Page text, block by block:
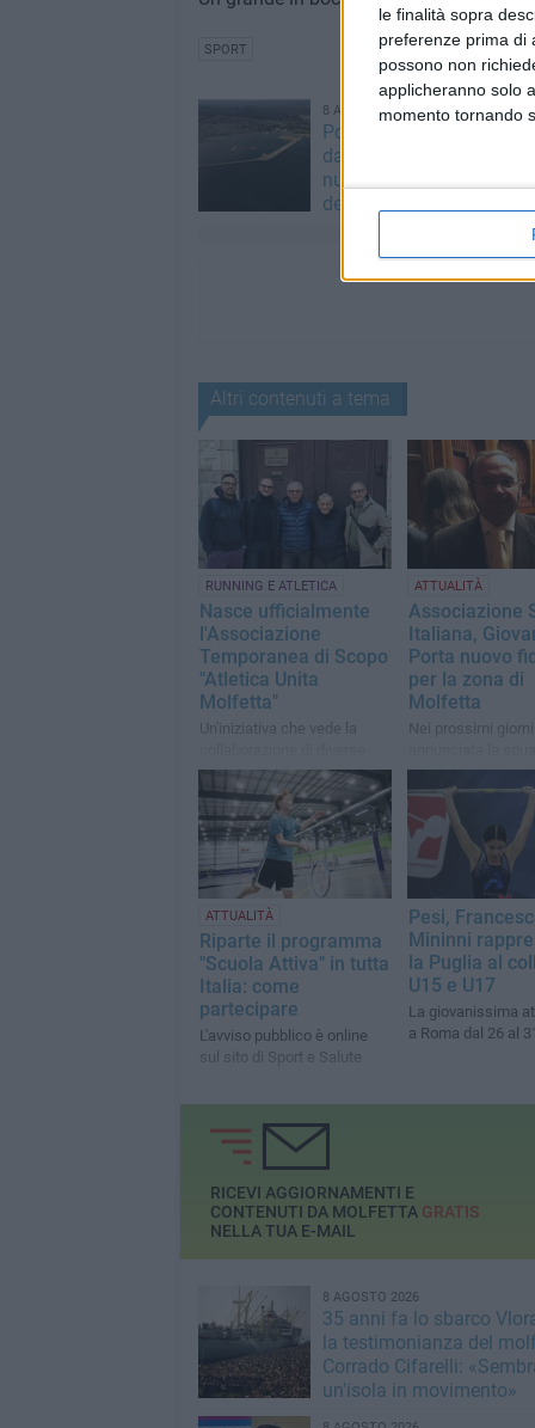
le finalità sopra
preferenze prima di
possono non
applicheranno solo
momento tornando
SPORT
8 AGOSTO 2026
Porto commerciale, cosa
dal DUP: opere ancora in
nuove prospettive per il
dello scalo
Altri contenuti a tema
RUNNING E ATLETICA
Nasce ufficialmente
l'Associazione
Temporanea di Scopo
"Atletica Unita
Molfetta"
Un'iniziativa che vede la
società sportive
ATTUALITÀ
Associazione
Italiana,
Porta nuovo
per la zona di
Molfetta
Nei prossimi
completo per
promozione
ATTUALITÀ
Riparte il programma
"Scuola Attiva" in tutta
Italia: come
partecipare
L'avviso pubblico è online
sul sito di Sport e Salute
Pesi,
Mininni
la Puglia al
U15 e U17
La giovanissima
a Roma dal 26 al
RICEVI AGGIORNAMENTI E
CONTENUTI DA MOLFETTA GRATIS
NELLA TUA E-MAIL
8 AGOSTO 2026
35 anni fa lo sbarco
la testimonianza del
Corrado Cifarelli:
un'isola in movimento»